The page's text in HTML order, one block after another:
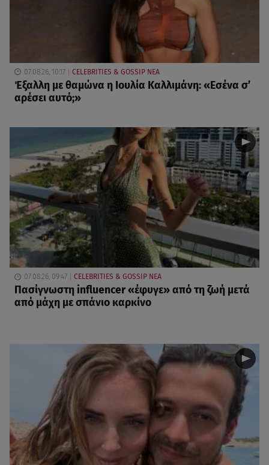
07.08.26, 10:17 CELEBRITIES & GOSSIP ΝΕΑ
Έξαλλη με θαμώνα η Ιουλία Καλλιμάνη: «Εσένα σ’
αρέσει αυτό;»
07.08.26, 09:47 CELEBRITIES & GOSSIP ΝΕΑ
Πασίγνωστη influencer «έφυγε» από τη ζωή μετά
από μάχη με σπάνιο καρκίνο